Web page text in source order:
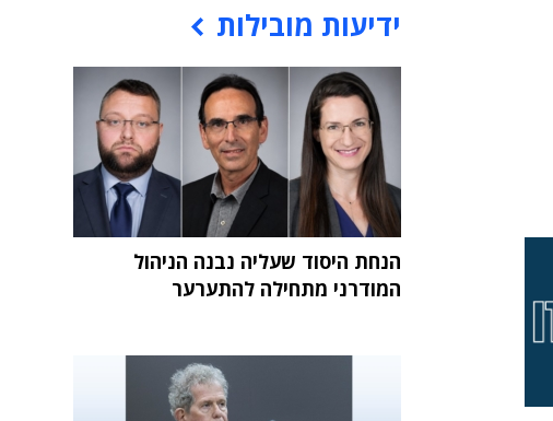
ידיעות מובילות
הנחת היסוד שעליה נבנה הניהול
המודרני מתחילה להתערער